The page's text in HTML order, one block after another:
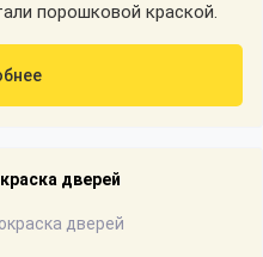
порошковой краской.
дверей